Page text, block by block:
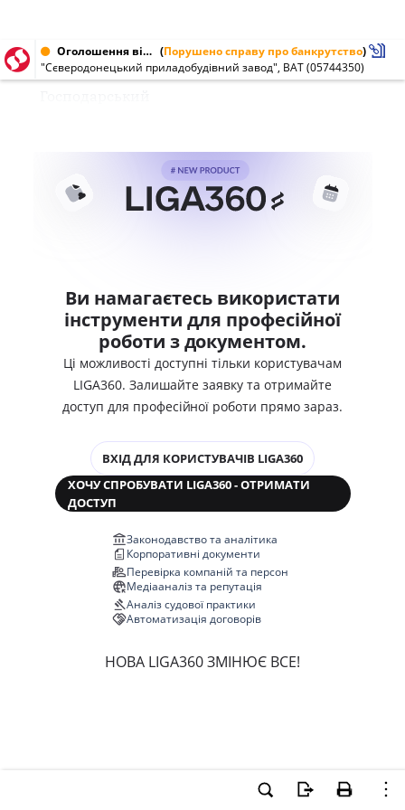
Оголошення від 11.07.2003 № 05744350 (Порушено справу про банкрутство)
"Сєверодонецький приладобудівний завод", ВАТ (05744350)
Ви намагаєтесь використати
інструменти для професійної
роботи з документом.
Ці можливості доступні тільки користувачам
LIGA360. Залишайте заявку та отримайте
доступ для професійної роботи прямо зараз.
ВХІД ДЛЯ КОРИСТУВАЧІВ LIGA360
ХОЧУ СПРОБУВАТИ LIGA360 - ОТРИМАТИ
ДОСТУП
Законодавство та аналітика
Корпоративні документи
Перевірка компаній та персон
Медіааналіз та репутація
Аналіз судової практики
Автоматизація договорів
НОВА LIGA360 ЗМІНЮЄ ВСЕ!